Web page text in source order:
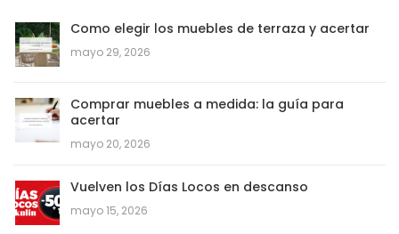
Como elegir los muebles de terraza y acertar
mayo 29, 2026
Comprar muebles a medida: la guía para
acertar
mayo 20, 2026
Vuelven los Días Locos en descanso
mayo 15, 2026